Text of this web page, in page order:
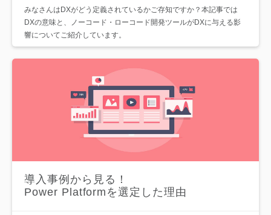
みなさんはDXがどう定義されているかご存知ですか？本記事では
DXの意味と、ノーコード・ローコード開発ツールがDXに与える影
響についてご紹介しています。
導入事例から見る！
Power Platformを選定した理由